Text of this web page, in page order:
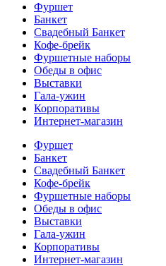
Фуршет
Банкет
Свадебный Банкет
Кофе-брейк
Фуршетные наборы
Обеды в офис
Выставки
Гала-ужин
Корпоративы
Интернет-магазин
Фуршет
Банкет
Свадебный Банкет
Кофе-брейк
Фуршетные наборы
Обеды в офис
Выставки
Гала-ужин
Корпоративы
Интернет-магазин